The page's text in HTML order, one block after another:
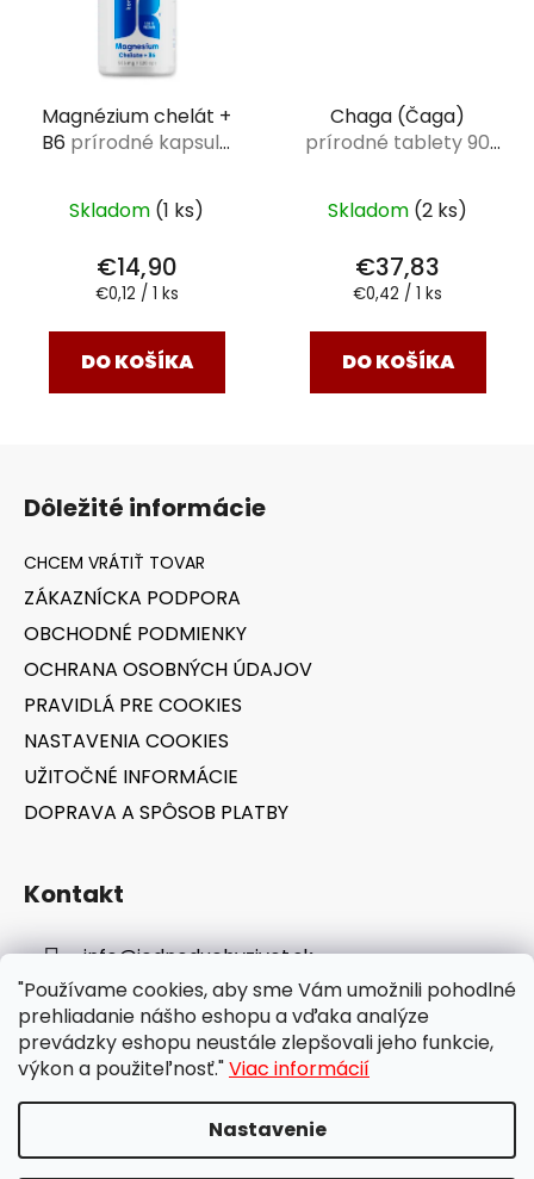
"Používame cookies, aby sme Vám umožnili pohodlné
prehliadanie nášho eshopu a vďaka analýze
prevádzky eshopu neustále zlepšovali jeho funkcie,
výkon a použiteľnosť."Viac informácií
Nastavenie
Magnézium chelát +
B6 prírodné kapsule
Skladom (1 ks)
€14,90
Jednotková
€0,12 / 1 ks
DO KOŠÍKA
Chaga (Čaga)
prírodné tablety 90
Skladom (2 ks)
€37,83
Jednotková
€0,42 / 1 ks
DO KOŠÍKA
Dôležité informácie
ZÁKAZNÍCKA PODPORA
OBCHODNÉ PODMIENKY
OCHRANA OSOBNÝCH ÚDAJOV
PRAVIDLÁ PRE COOKIES
NASTAVENIA COOKIES
UŽITOČNÉ INFORMÁCIE
DOPRAVA A SPÔSOB PLATBY
Kontakt
info@jednoduchyzivot.sk
E-shop: 0948 647 767